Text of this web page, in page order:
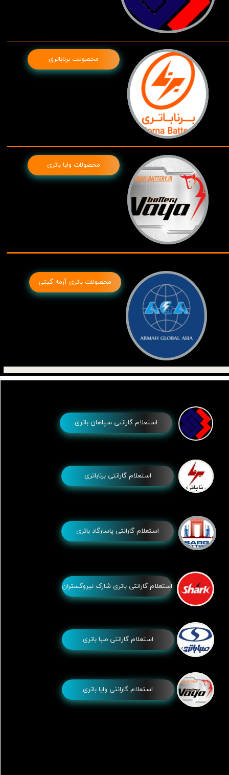
محصولات وایا باتری
محصولات برناباتری
محصولات باتری آرمه گیتی
استعلام گارانتی سپاهان باتری
استعلام گارانتی پاسارگاد باتری
استعلام گارانتی برناباتری
استعلام گارانتی صبا باتری
استعلام گارانتی باتری شارک نیروگستران
استعلام گارانتی وایا باتری